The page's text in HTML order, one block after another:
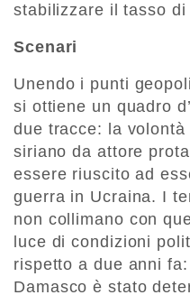
stabilizzare il tasso
Scenari
Unendo i punti
si ottiene un quadro
due tracce: la
siriano da attore
essere riuscito ad
guerra in Ucraina. I
non collimano con
luce di condizioni
rispetto a due anni
Damasco è stato